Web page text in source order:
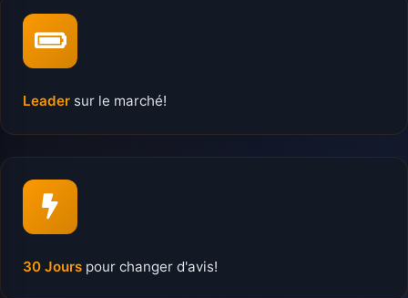
Leader sur le marché!
30 Jours pour changer d'avis!